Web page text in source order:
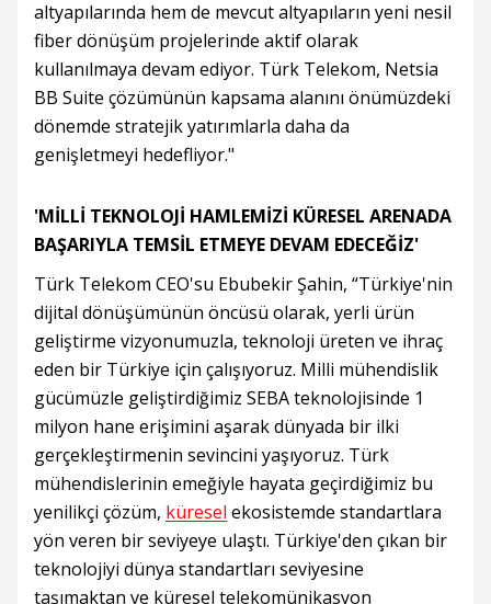
altyapılarında hem de mevcut altyapıların yeni nesil
fiber dönüşüm projelerinde aktif olarak
kullanılmaya devam ediyor. Türk Telekom, Netsia
BB Suite çözümünün kapsama alanını önümüzdeki
dönemde stratejik yatırımlarla daha da
genişletmeyi hedefliyor."
'MİLLİ TEKNOLOJİ HAMLEMİZİ KÜRESEL ARENADA
BAŞARIYLA TEMSİL ETMEYE DEVAM EDECEĞİZ'
Türk Telekom CEO'su Ebubekir Şahin, “Türkiye'nin
dijital dönüşümünün öncüsü olarak, yerli ürün
geliştirme vizyonumuzla, teknoloji üreten ve ihraç
eden bir Türkiye için çalışıyoruz. Milli mühendislik
gücümüzle geliştirdiğimiz SEBA teknolojisinde 1
milyon hane erişimini aşarak dünyada bir ilki
gerçekleştirmenin sevincini yaşıyoruz. Türk
mühendislerinin emeğiyle hayata geçirdiğimiz bu
yenilikçi çözüm, küresel ekosistemde standartlara
yön veren bir seviyeye ulaştı. Türkiye'den çıkan bir
teknolojiyi dünya standartları seviyesine
taşımaktan ve küresel telekomünikasyon